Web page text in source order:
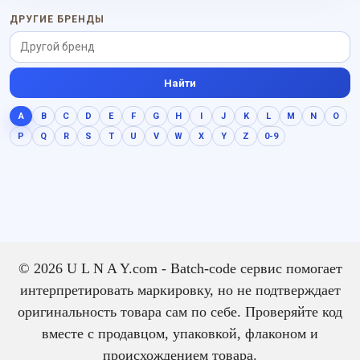
ДРУГИЕ БРЕНДЫ
Найти
A B C D E F G H I J K L M N
O
P
Q R S T U V W X Y Z 0-9
© 2026 U L N A Y.com - Batch-code сервис помогает
интерпретировать маркировку, но не подтверждает
оригинальность товара сам по себе. Проверяйте код
вместе с продавцом, упаковкой, флаконом и
происхождением товара.